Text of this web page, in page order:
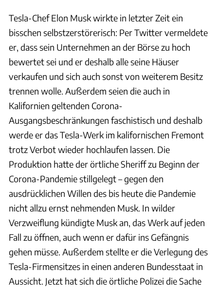
Tesla-Chef Elon Musk wirkte in letzter Zeit ein
bisschen selbstzerstörerisch: Per Twitter vermeldete
er, dass sein Unternehmen an der Börse zu hoch
bewertet sei und er deshalb alle seine Häuser
verkaufen und sich auch sonst von weiterem Besitz
trennen wolle. Außerdem seien die auch in
Kalifornien geltenden Corona-
Ausgangsbeschränkungen faschistisch und deshalb
werde er das Tesla-Werk im kalifornischen Fremont
trotz Verbot wieder hochlaufen lassen. Die
Produktion hatte der örtliche Sheriff zu Beginn der
Corona-Pandemie stillgelegt – gegen den
ausdrücklichen Willen des bis heute die Pandemie
nicht allzu ernst nehmenden Musk. In wilder
Verzweiflung kündigte Musk an, das Werk auf jeden
Fall zu öffnen, auch wenn er dafür ins Gefängnis
gehen müsse. Außerdem stellte er die Verlegung des
Tesla-Firmensitzes in einen anderen Bundesstaat in
Aussicht. Jetzt hat sich die örtliche Polizei die Sache